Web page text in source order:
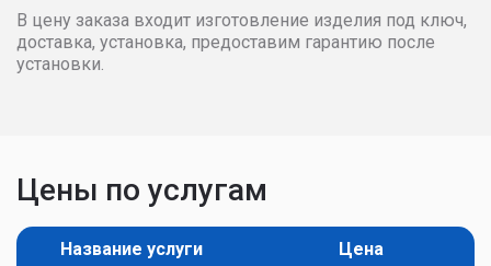
В цену заказа входит изготовление изделия под ключ,
доставка, установка, предоставим гарантию после
установки.
Цены по услугам
Название услуги Цена